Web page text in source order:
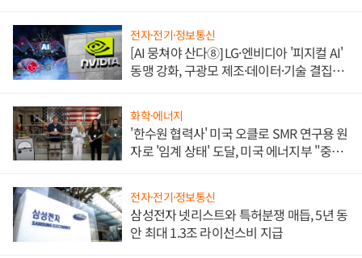
전자·전기·정보통신
[AI 뭉쳐야 산다⑧] LG·엔비디아 '피지컬 AI'
동맹 강화, 구광모 제조·데이터·기술 결집
화학·에너지
'한수원 협력사' 미국 오클로 SMR 연구용 원
자로 '임계 상태' 도달, 미국 에너지부 "중요
전자·전기·정보통신
삼성전자 넷리스트와 특허분쟁 매듭, 5년 동
안 최대 1.3조 라이선스비 지급